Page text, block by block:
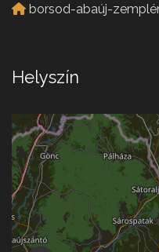
borsod-abaúj-
Helyszín